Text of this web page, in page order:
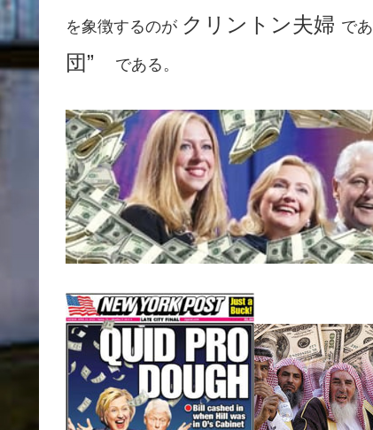
を象徴するのが クリントン夫婦 で
団”
である。